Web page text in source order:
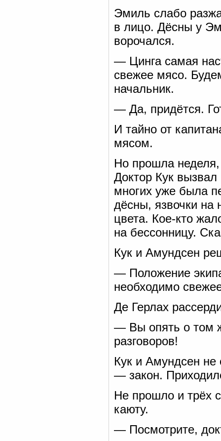
Эмиль слабо
в лицо. Дёсны у
ворочался.
— Цинга самая
свежее мясо.
начальник.
— Да, придётся.
И тайно от
мясом.
Но прошла неделя,
Доктор Кук
многих уже была
дёсны, язвочки на
цвета. Кое-кто
на бессонницу.
Кук и Амундсен
— Положение
необходимо
Де Герлах
— Вы опять о том
разговоров!
Кук и Амундсен не
— закон.
Не прошло и трёх
каюту.
— Посмотрите,